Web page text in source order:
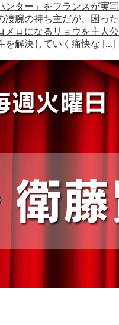
ンター」をフランスが実写
凄腕の持ち主だが、困った
メロになるリョウを主人公
を解決していく痛快な […]